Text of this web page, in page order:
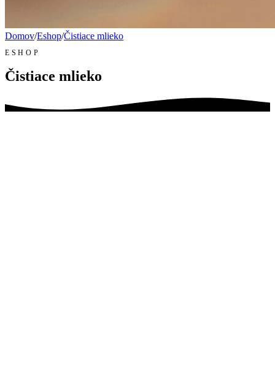
Domov/Eshop/Čistiace mlieko
ESHOP
Čistiace mlieko